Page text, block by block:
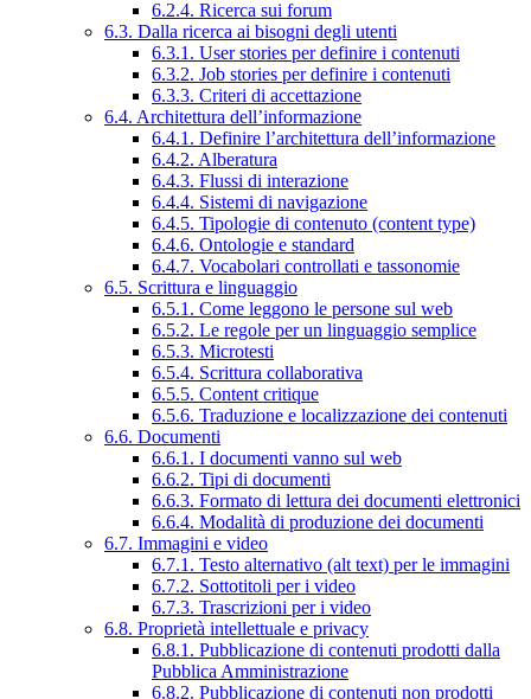
6.2.4. Ricerca sui forum
6.3. Dalla ricerca ai bisogni degli utenti
6.3.1. User stories per definire i contenuti
6.3.2. Job stories per definire i contenuti
6.3.3. Criteri di accettazione
6.4. Architettura dell’informazione
6.4.1. Definire l’architettura dell’informazione
6.4.2. Alberatura
6.4.3. Flussi di interazione
6.4.4. Sistemi di navigazione
6.4.5. Tipologie di contenuto (content type)
6.4.6. Ontologie e standard
6.4.7. Vocabolari controllati e tassonomie
6.5. Scrittura e linguaggio
6.5.1. Come leggono le persone sul web
6.5.2. Le regole per un linguaggio semplice
6.5.3. Microtesti
6.5.4. Scrittura collaborativa
6.5.5. Content critique
6.5.6. Traduzione e localizzazione dei contenuti
6.6. Documenti
6.6.1. I documenti vanno sul web
6.6.2. Tipi di documenti
6.6.3. Formato di lettura dei documenti elettronici
6.6.4. Modalità di produzione dei documenti
6.7. Immagini e video
6.7.1. Testo alternativo (alt text) per le immagini
6.7.2. Sottotitoli per i video
6.7.3. Trascrizioni per i video
6.8. Proprietà intellettuale e privacy
6.8.1. Pubblicazione di contenuti prodotti dalla
Pubblica Amministrazione
6.8.2. Pubblicazione di contenuti non prodotti